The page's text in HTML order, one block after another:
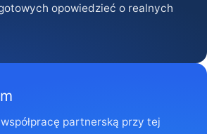
opowiedzieć o realnych
partnerską przy tej